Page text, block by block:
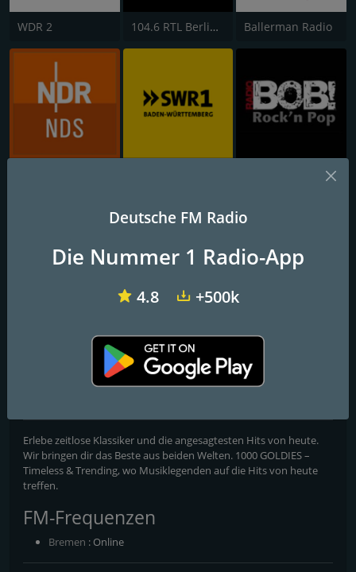
WDR 2 104.6 RTL Berlins Hitradio Ballerman Radio
1000 GOLDIES
Erlebe zeitlose Klassiker und die angesagtesten Hits von heute.
Wir bringen dir das Beste aus beiden Welten. 1000 GOLDIES –
Timeless & Trending, wo Musiklegenden auf die Hits von heute
treffen.
FM-Frequenzen
Bremen : Online
Deutsche FM Radio
Die Nummer 1 Radio-App
4.8 +500k